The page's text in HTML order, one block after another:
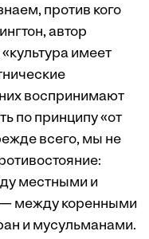
против кого
автор
имеет
воспринимают
по принципу «от
всего, мы не
местными и
между коренными
и мусульманами.